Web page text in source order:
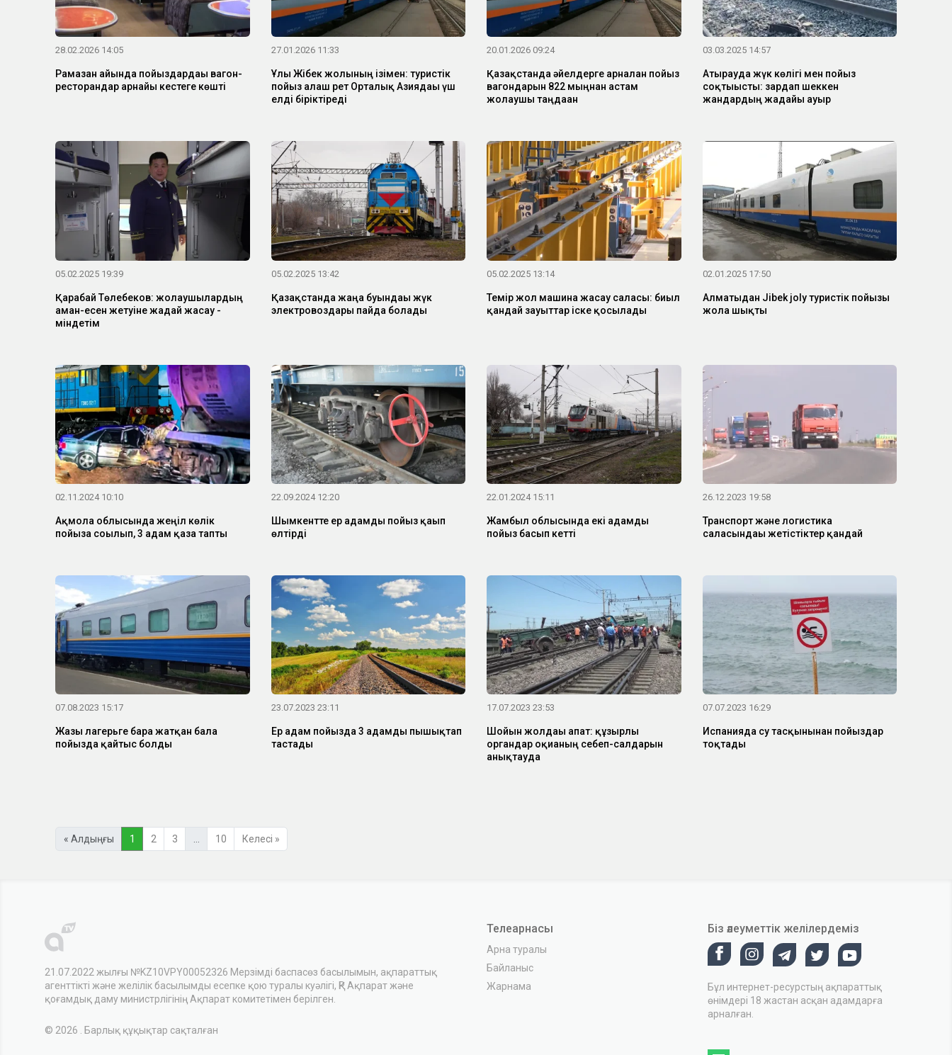
28.02.2026 14:05
Рамазан айында пойыздардағы вагон-
ресторандар арнайы кестеге көшті
27.01.2026 11:33
Ұлы Жібек жолының ізімен: туристік
пойыз алғаш рет Орталық Азиядағы үш
елді біріктіреді
20.01.2026 09:24
Қазақстанда әйелдерге арналған пойыз
вагондарын 822 мыңнан астам
жолаушы таңдаған
03.03.2025 14:57
Атырауда жүк көлігі мен пойыз
соқтығысты: зардап шеккен
жандардың жағдайы ауыр
05.02.2025 19:39
Қарабай Төлебеков: жолаушылардың
аман-есен жетуіне жағдай жасау -
міндетім
05.02.2025 13:42
Қазақстанда жаңа буындағы жүк
электровоздары пайда болады
05.02.2025 13:14
Темір жол машина жасау саласы: биыл
қандай зауыттар іске қосылады
02.01.2025 17:50
Алматыдан Jibek joly туристік пойызы
жолға шықты
02.11.2024 10:10
Ақмола облысында жеңіл көлік
пойызға соғылып, 3 адам қаза тапты
22.09.2024 12:20
Шымкентте ер адамды пойыз қағып
өлтірді
22.01.2024 15:11
Жамбыл облысында екі адамды
пойыз басып кетті
26.12.2023 19:58
Транспорт және логистика
саласындағы жетістіктер қандай
07.08.2023 15:17
Жазғы лагерьге бара жатқан бала
пойызда қайтыс болды
23.07.2023 23:11
Ер адам пойызда 3 адамды пышықтап
тастады
17.07.2023 23:53
Шойын жолдағы апат: құзырлы
органдар оқиғаның себеп-салдарын
анықтауда
07.07.2023 16:29
Испанияда су тасқынынан пойыздар
тоқтады
« Алдыңғы 1 2 3 10 Келесі »
21.07.2022 жылғы №KZ10VPY00052326 Мерзімді баспасөз басылымын, ақпараттық
агенттікті және желілік басылымды есепке қою туралы куәлігі, ҚР Ақпарат және
қоғамдық даму министрлігінің Ақпарат комитетімен берілген.
© 2026 . Барлық құқықтар сақталған
Телеарнасы
Арна туралы
Байланыс
Жарнама
Біз әлеуметтік желілердеміз
Бұл интернет-ресурстың ақпараттық
өнімдері 18 жастан асқан адамдарға
арналған.